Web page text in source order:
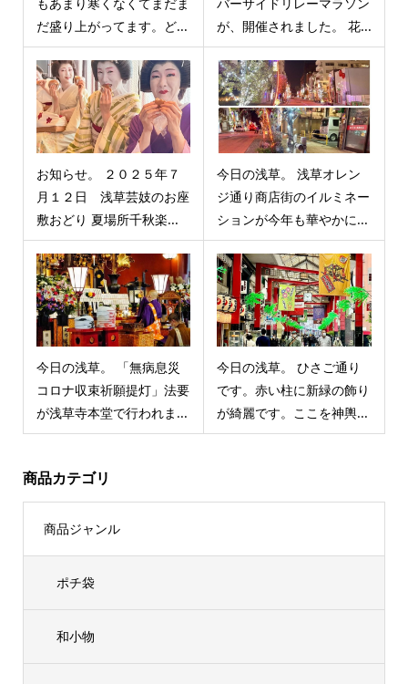
だ盛り上がってます。ど...
が、開催されました。 花...
お知らせ。 ２０２５年７
月１２日 浅草芸妓のお座
敷おどり 夏場所千秋楽...
今日の浅草。 浅草オレン
ジ通り商店街のイルミネー
ションが今年も華やかに...
今日の浅草。 「無病息災
コロナ収束祈願提灯」法要
が浅草寺本堂で行われま...
今日の浅草。 ひさご通り
です。赤い柱に新緑の飾り
が綺麗です。ここを神輿...
商品カテゴリ
商品ジャンル
ポチ袋
和小物